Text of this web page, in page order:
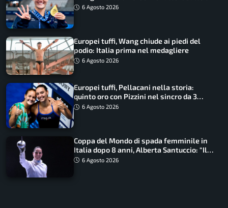
qualità”
6 Agosto 2026
Europei tuffi, Wang chiude ai piedi del
podio: Italia prima nel medagliere
6 Agosto 2026
Europei tuffi, Pellacani nella storia:
quinto oro con Pizzini nel sincro da 3
metri
6 Agosto 2026
Coppa del Mondo di spada femminile in
Italia dopo 8 anni, Alberta Santuccio: “Il
lavoro dà sempre i suoi frutti”
6 Agosto 2026